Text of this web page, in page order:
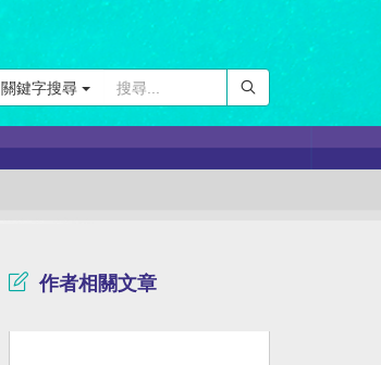
關鍵字搜尋
作者相關文章